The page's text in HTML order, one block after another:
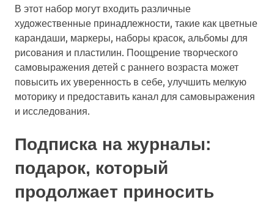
В этот набор могут входить различные
художественные принадлежности, такие как цветные
карандаши, маркеры, наборы красок, альбомы для
рисования и пластилин. Поощрение творческого
самовыражения детей с раннего возраста может
повысить их уверенность в себе, улучшить мелкую
моторику и предоставить канал для самовыражения
и исследования.
Подписка на журналы:
подарок, который
продолжает приносить